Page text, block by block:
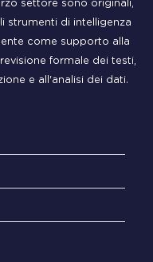
settore sono originali,
strumenti di intelligenza
come supporto alla
formale dei testi,
e all'analisi dei dati.